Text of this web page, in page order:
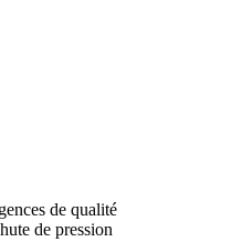
de qualité
de pression